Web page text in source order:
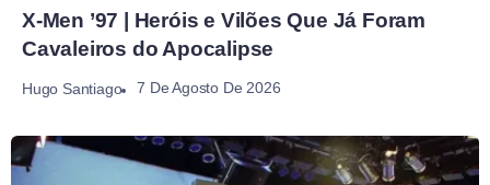
X-Men ’97 | Heróis e Vilões Que Já Foram
Cavaleiros do Apocalipse
Hugo Santiago 7 De Agosto De 2026